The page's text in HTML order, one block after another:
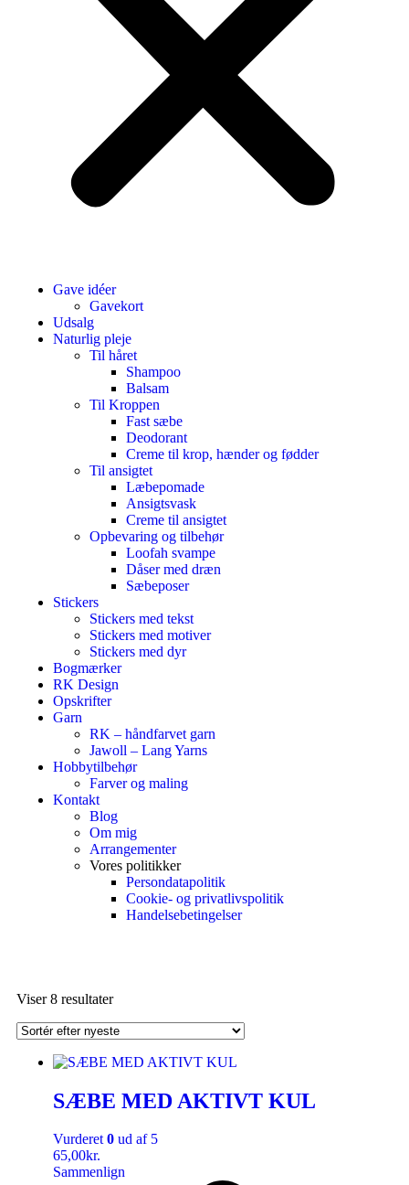
Gave idéer
Gavekort
Udsalg
Naturlig pleje
Til håret
Shampoo
Balsam
Til Kroppen
Fast sæbe
Deodorant
Creme til krop, hænder og fødder
Til ansigtet
Læbepomade
Ansigtsvask
Creme til ansigtet
Opbevaring og tilbehør
Loofah svampe
Dåser med dræn
Sæbeposer
Stickers
Stickers med tekst
Stickers med motiver
Stickers med dyr
Bogmærker
RK Design
Opskrifter
Garn
RK – håndfarvet garn
Jawoll – Lang Yarns
Hobbytilbehør
Farver og maling
Kontakt
Blog
Om mig
Arrangementer
Vores politikker
Persondatapolitik
Cookie- og privatlivspolitik
Handelsebetingelser
Viser 8 resultater
SÆBE MED AKTIVT KUL
Vurderet0 ud af 5
65,00kr.
Sammenlign